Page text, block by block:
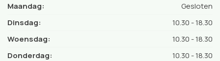
Maandag:
Gesloten
Dinsdag:
10.30 - 18.30
Woensdag:
10.30 - 18.30
Donderdag:
10.30 - 18.30